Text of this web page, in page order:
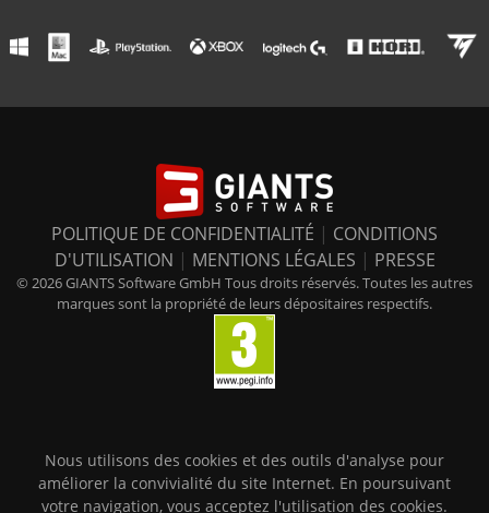
POLITIQUE DE CONFIDENTIALITÉ | CONDITIONS
D'UTILISATION | MENTIONS LÉGALES | PRESSE
© 2026 GIANTS Software GmbH Tous droits réservés. Toutes les autres
marques sont la propriété de leurs dépositaires respectifs.
Nous utilisons des cookies et des outils d'analyse pour
améliorer la convivialité du site Internet. En poursuivant
votre navigation, vous acceptez l'utilisation des cookies.